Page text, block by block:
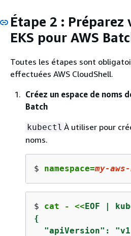
Étape 2 :
EKS pour AWS
Toutes les étapes sont
effectuées AWS CloudShell.
Créez un espace de noms
Batch
kubectl À utiliser pour
noms.
$ namespace=my-
$ cat - <<
{
"apiVersion":